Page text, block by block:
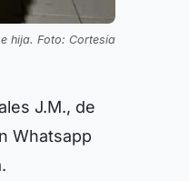
hija. Foto: Cortesía
J.M., de
Whatsapp